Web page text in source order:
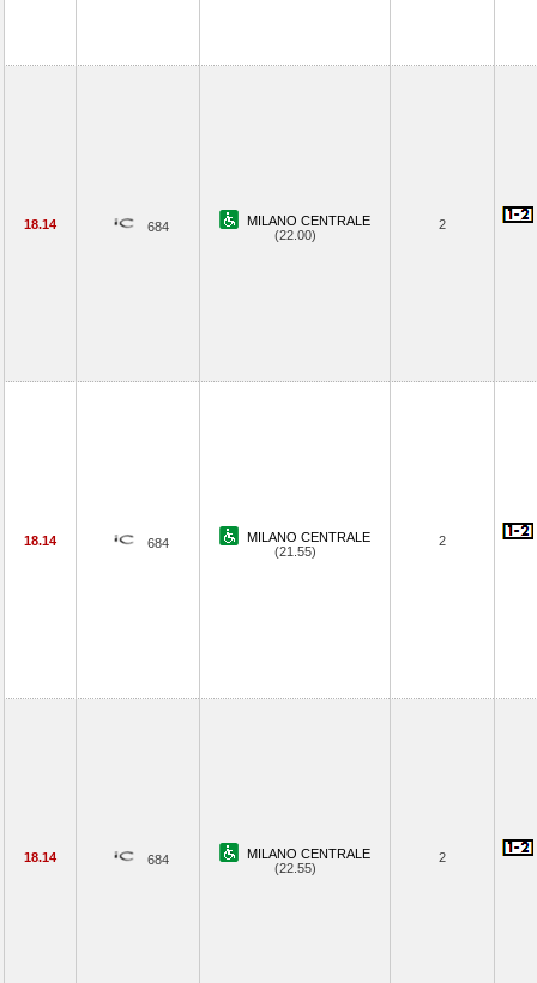
18.14 684
MILANO CENTRALE
(22.00)
2
18.14 684
MILANO CENTRALE
(21.55)
2
18.14 684
MILANO CENTRALE
(22.55)
2